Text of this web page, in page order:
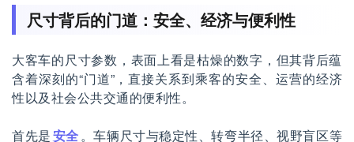
尺寸背后的门道：安全、经济与便利性
大客车的尺寸参数，表面上看是枯燥的数字，但其背后蕴
含着深刻的“门道”，直接关系到乘客的安全、运营的经济
性以及社会公共交通的便利性。
首先是安全。车辆尺寸与稳定性、转弯半径、视野盲区等